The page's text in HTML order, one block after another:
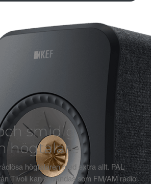
smidig
högtalare
högtalaren med extra allt. PAL
Tivoli kan användas som FM/AM radio,